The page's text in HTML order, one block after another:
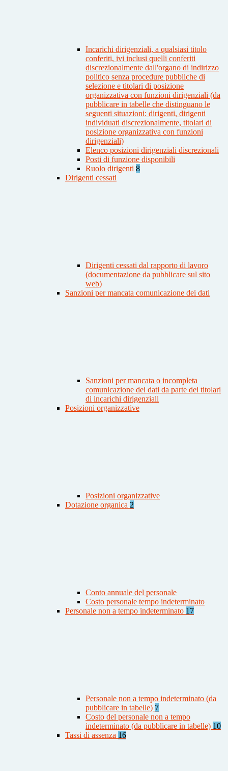
Incarichi dirigenziali, a qualsiasi titolo
conferiti, ivi inclusi quelli conferiti
discrezionalmente dall'organo di indirizzo
politico senza procedure pubbliche di
selezione e titolari di posizione
organizzativa con funzioni dirigenziali (da
pubblicare in tabelle che distinguano le
seguenti situazioni: dirigenti, dirigenti
individuati discrezionalmente, titolari di
posizione organizzativa con funzioni
dirigenziali)
Elenco posizioni dirigenziali discrezionali
Posti di funzione disponibili
Ruolo dirigenti 8
Dirigenti cessati
Dirigenti cessati dal rapporto di lavoro
(documentazione da pubblicare sul sito
web)
Sanzioni per mancata comunicazione dei dati
Sanzioni per mancata o incompleta
comunicazione dei dati da parte dei titolari
di incarichi dirigenziali
Posizioni organizzative
Posizioni organizzative
Dotazione organica 2
Conto annuale del personale
Costo personale tempo indeterminato
Personale non a tempo indeterminato 17
Personale non a tempo indeterminato (da
pubblicare in tabelle) 7
Costo del personale non a tempo
indeterminato (da pubblicare in tabelle) 10
Tassi di assenza 16